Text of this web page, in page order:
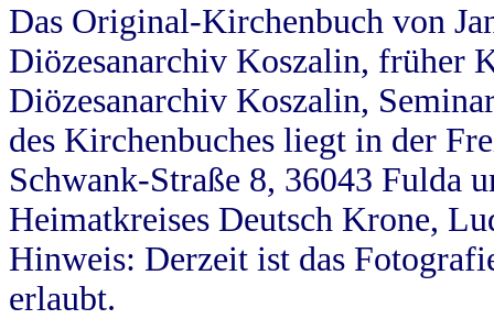
Das Original-Kirchenbuch von
Diözesanarchiv Koszalin, früher
Diözesanarchiv Koszalin,
des Kirchenbuches liegt in der
Schwank-Straße 8, 36043 Fulda
Heimatkreises Deutsch Krone,
Hinweis: Derzeit ist das
erlaubt.